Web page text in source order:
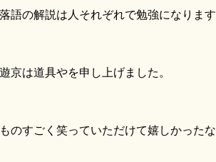
の解説は人それぞれで勉強になります
は道具やを申し上げました。
すごく笑っていただけて嬉しかったな